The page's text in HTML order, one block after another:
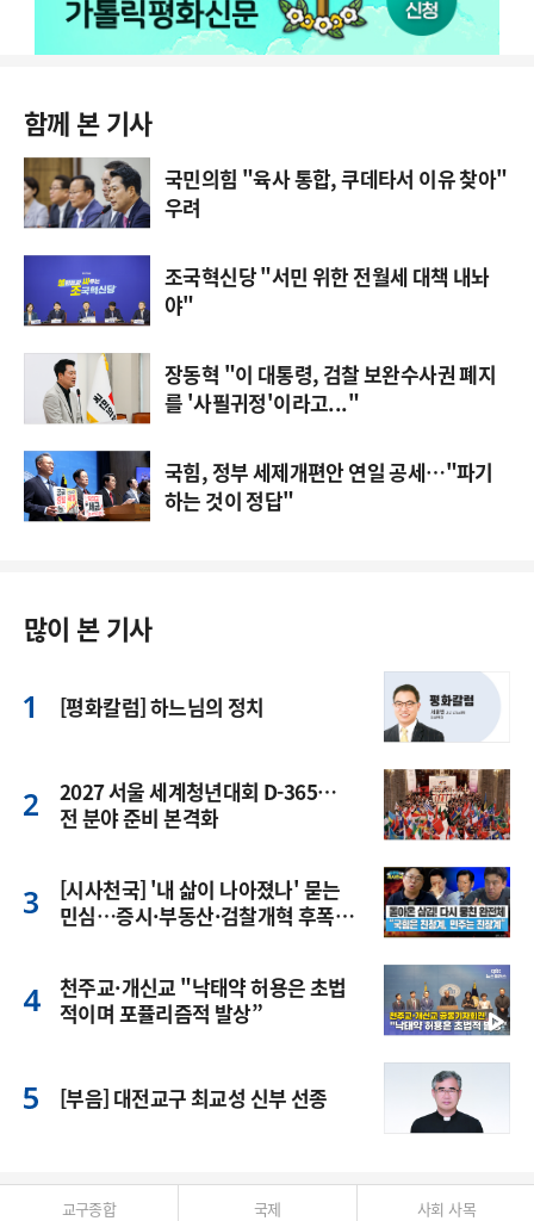
함께 본 기사
국민의힘 "육사 통합, 쿠데타서 이유 찾아"
우려
조국혁신당 "서민 위한 전월세 대책 내놔
야"
장동혁 "이 대통령, 검찰 보완수사권 폐지
를 '사필귀정'이라고..."
국힘, 정부 세제개편안 연일 공세…"파기
하는 것이 정답"
많이 본 기사
[평화칼럼] 하느님의 정치
2027 서울 세계청년대회 D-365…
전 분야 준비 본격화
[시사천국] '내 삶이 나아졌나' 묻는
민심…증시·부동산·검찰개혁 후폭
천주교·개신교 "낙태약 허용은 초법
적이며 포퓰리즘적 발상”
[부음] 대전교구 최교성 신부 선종
교구종합 국제 사회 사목